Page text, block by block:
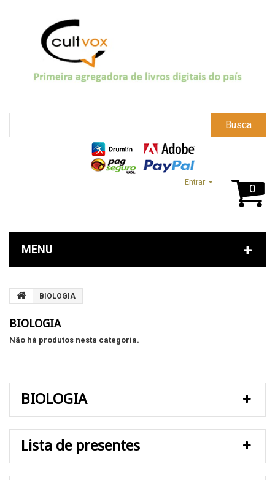
Busca
0
Entrar
MENU
BIOLOGIA
BIOLOGIA
Não há produtos nesta categoria.
BIOLOGIA
Lista de presentes